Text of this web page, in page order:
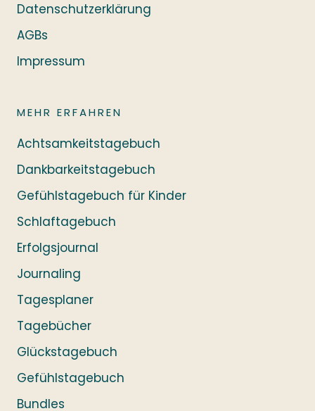
Datenschutzerklärung
AGBs
Impressum
MEHR ERFAHREN
Achtsamkeitstagebuch
Dankbarkeitstagebuch
Gefühlstagebuch für Kinder
Schlaftagebuch
Erfolgsjournal
Journaling
Tagesplaner
Tagebücher
Glückstagebuch
Gefühlstagebuch
Bundles